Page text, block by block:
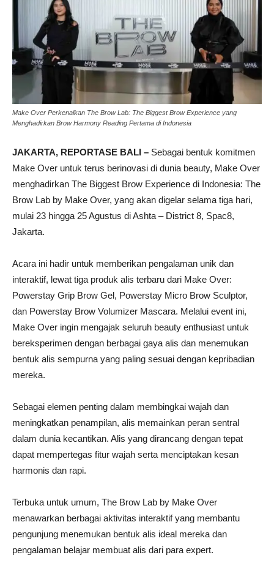
Make Over Perkenalkan The Brow Lab: The Biggest Brow Experience yang
Menghadirkan Brow Harmony Reading Pertama di Indonesia
JAKARTA, REPORTASE BALI – Sebagai bentuk komitmen
Make Over untuk terus berinovasi di dunia beauty, Make Over
menghadirkan The Biggest Brow Experience di Indonesia: The
Brow Lab by Make Over, yang akan digelar selama tiga hari,
mulai 23 hingga 25 Agustus di Ashta – District 8, Spac8,
Jakarta.
Acara ini hadir untuk memberikan pengalaman unik dan
interaktif, lewat tiga produk alis terbaru dari Make Over:
Powerstay Grip Brow Gel, Powerstay Micro Brow Sculptor,
dan Powerstay Brow Volumizer Mascara. Melalui event ini,
Make Over ingin mengajak seluruh beauty enthusiast untuk
bereksperimen dengan berbagai gaya alis dan menemukan
bentuk alis sempurna yang paling sesuai dengan kepribadian
mereka.
Sebagai elemen penting dalam membingkai wajah dan
meningkatkan penampilan, alis memainkan peran sentral
dalam dunia kecantikan. Alis yang dirancang dengan tepat
dapat mempertegas fitur wajah serta menciptakan kesan
harmonis dan rapi.
Terbuka untuk umum, The Brow Lab by Make Over
menawarkan berbagai aktivitas interaktif yang membantu
pengunjung menemukan bentuk alis ideal mereka dan
pengalaman belajar membuat alis dari para expert.